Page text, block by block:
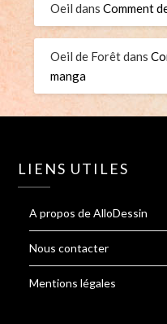
Oeil dansComment
Oeil de Forêtdans
manga
LIENS UTILES
A propos de AlloDessin
Nous contacter
Mentions légales